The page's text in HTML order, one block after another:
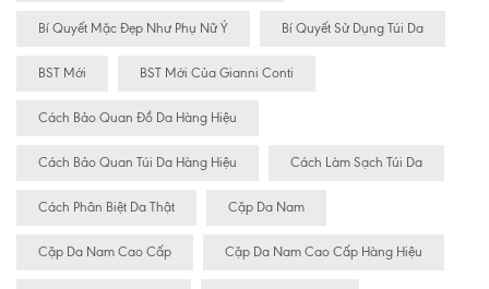
Bí Quyết Mặc Đẹp Như Phụ Nữ Ý Bí Quyết Sử Dụng Túi Da
BST Mới BST Mới Của Gianni Conti
Cách Bảo Quan Đồ Da Hàng Hiệu
Cách Bảo Quan Túi Da Hàng Hiệu Cách Làm Sạch Túi Da
Cách Phân Biệt Da Thật Cặp Da Nam
Cặp Da Nam Cao Cấp Cặp Da Nam Cao Cấp Hàng Hiệu